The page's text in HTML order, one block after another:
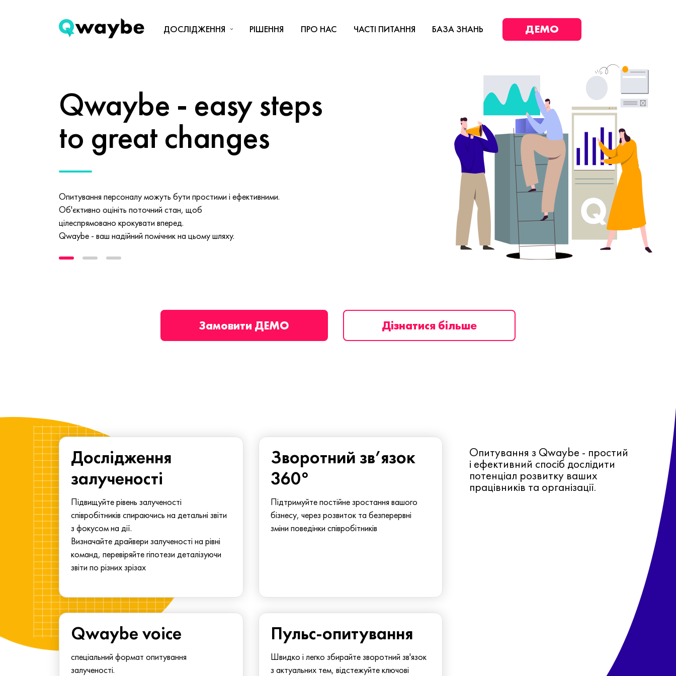
ДОСЛІДЖЕННЯ РІШЕННЯ ПРО НАС ЧАСТІ ПИТАННЯ БАЗА ЗНАНЬ ДЕМО
Qwaybe - easy steps
to great changes
Опитування персоналу можуть бути простими і ефективними.
Об'єктивно оцініть поточний стан, щоб
цілеспрямовано крокувати вперед.
Qwaybe - ваш надійний помічник на цьому шляху.
Замовити ДЕМО Дізнатися більше
Дослідження
залученості
Підвищуйте рівень залученості
співробітників спираючись на детальні звіти
з фокусом на дії.
Визначайте драйвери залученості на рівні
команд, перевіряйте гіпотези деталізуючи
звіти по різних зрізах
Зворотний зв’язок
360°
Підтримуйте постійне зростання вашого
бізнесу, через розвиток та безперервні
зміни поведінки співробітників
Опитування з Qwaybe - простий
і ефективний спосіб дослідити
потенціал розвитку ваших
працівників та організації.
Qwaybe voice
спеціальний формат опитування
залученості.
Пульс-опитування
Швидко і легко збирайте зворотний зв'язок
з актуальних тем, відстежуйте ключові